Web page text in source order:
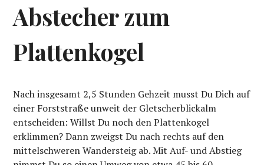
Abstecher zum
Plattenkogel
Nach insgesamt 2,5 Stunden Gehzeit musst Du Dich auf
einer Forststraße unweit der Gletscherblickalm
entscheiden: Willst Du noch den Plattenkogel
erklimmen? Dann zweigst Du nach rechts auf den
mittelschweren Wandersteig ab. Mit Auf- und Abstieg